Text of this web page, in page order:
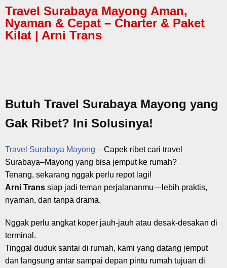
Travel Surabaya Mayong Aman,
Nyaman & Cepat – Charter & Paket
Kilat | Arni Trans
Butuh Travel Surabaya Mayong yang
Gak Ribet? Ini Solusinya!
Travel Surabaya Mayong – Capek ribet cari travel
Surabaya–Mayong yang bisa jemput ke rumah?
Tenang, sekarang nggak perlu repot lagi!
Arni Trans siap jadi teman perjalananmu—lebih praktis,
nyaman, dan tanpa drama.
Nggak perlu angkat koper jauh-jauh atau desak-desakan di
terminal.
Tinggal duduk santai di rumah, kami yang datang jemput
dan langsung antar sampai depan pintu rumah tujuan di